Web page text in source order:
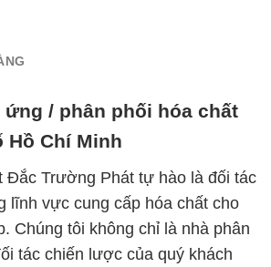
ứng / phân phối hóa chất
Hồ Chí Minh
Đắc Trường Phát tự hào là đối tác
lĩnh vực cung cấp hóa chất cho
Chúng tôi không chỉ là nhà phân
tác chiến lược của quý khách